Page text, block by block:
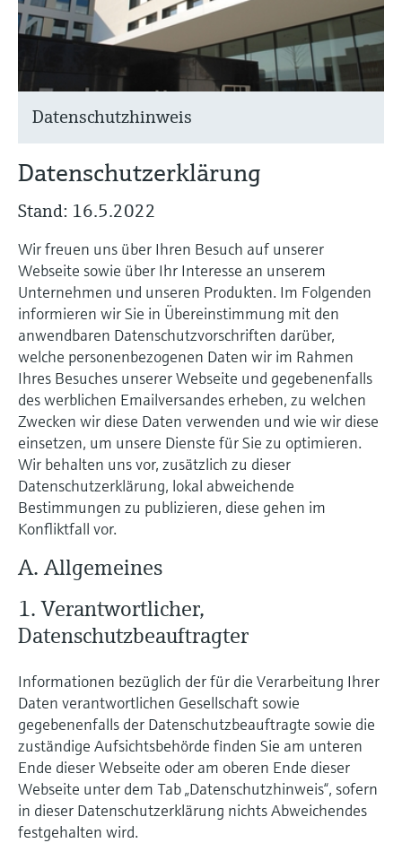
Device Viewer
Produktspezifische Informationen und
Dokumente finden
Ersatzteilsuche
Füllstandsmessung
Füllstandsmessung Druck
Analysatoren für Härte, Eisen,
Aluminium & Chromat
Prozessphotometer
Memosens-Technologie
Datenschutzhinweis
Datenschutzerklärung
Stand: 16.5.2022
Wir freuen uns über Ihren Besuch auf unserer
Webseite sowie über Ihr Interesse an unserem
Unternehmen und unseren Produkten. Im Folgenden
informieren wir Sie in Übereinstimmung mit den
anwendbaren Datenschutzvorschriften darüber,
welche personenbezogenen Daten wir im Rahmen
Ihres Besuches unserer Webseite und gegebenenfalls
des werblichen Emailversandes erheben, zu welchen
Zwecken wir diese Daten verwenden und wie wir diese
einsetzen, um unsere Dienste für Sie zu optimieren.
Wir behalten uns vor, zusätzlich zu dieser
Datenschutzerklärung, lokal abweichende
Bestimmungen zu publizieren, diese gehen im
Konfliktfall vor.
A. Allgemeines
1. Verantwortlicher,
Datenschutzbeauftragter
Informationen bezüglich der für die Verarbeitung Ihrer
Daten verantwortlichen Gesellschaft sowie
gegebenenfalls der Datenschutzbeauftragte sowie die
zuständige Aufsichtsbehörde finden Sie am unteren
Ende dieser Webseite oder am oberen Ende dieser
Webseite unter dem Tab „Datenschutzhinweis“, sofern
in dieser Datenschutzerklärung nichts Abweichendes
festgehalten wird.